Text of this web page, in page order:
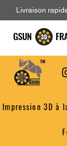
Impression 3D à
Livraison
GSUN